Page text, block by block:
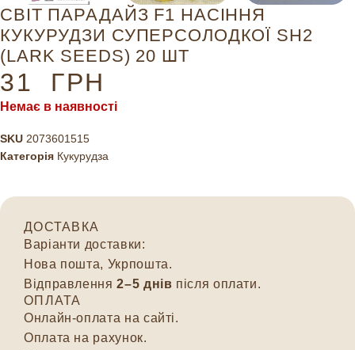
СВІТ ПАРАДАЙЗ F1 НАСІННЯ
КУКУРУДЗИ СУПЕРСОЛОДКОЇ SH2
(LARK SEEDS) 20 ШТ
31 ГРН
Немає в наявності
SKU 2073601515
Категорія Кукурудза
ДОСТАВКА
Варіанти доставки:
Нова пошта, Укрпошта.
Відправлення2–5 днів після оплати.
ОПЛАТА
Онлайн-оплата на сайті.
Оплата на рахунок.